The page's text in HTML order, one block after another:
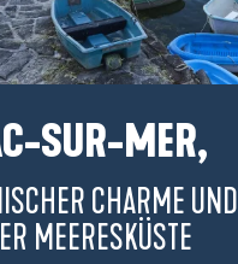
SUR-MER,
CHARME UND
MEERESKÜSTE